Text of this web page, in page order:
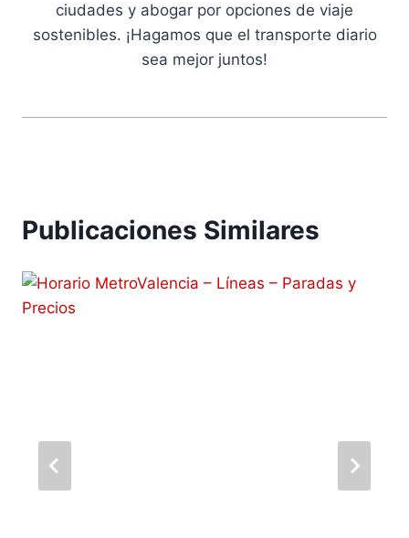
ciudades y abogar por opciones de viaje
sostenibles. ¡Hagamos que el transporte diario
sea mejor juntos!
Publicaciones Similares